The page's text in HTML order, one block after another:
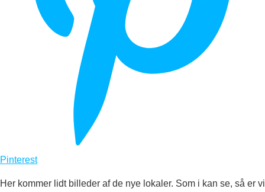
Pinterest
Her kommer lidt billeder af de nye lokaler. Som i kan se, så er vi